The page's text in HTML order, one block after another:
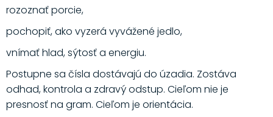
rozoznať porcie,
pochopiť, ako vyzerá vyvážené jedlo,
vnímať hlad, sýtosť a energiu.
Postupne sa čísla dostávajú do úzadia. Zostáva
odhad, kontrola a zdravý odstup. Cieľom nie je
presnosť na gram. Cieľom je orientácia.